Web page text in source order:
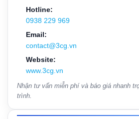
Hotline:
0938 229 969
Email:
contact@3cg.vn
Website:
www.3cg.vn
Nhận tư vấn miễn phí và báo giá nhanh
trình.